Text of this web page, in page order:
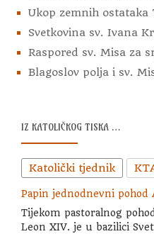
Ukop zemnih ostataka
Svetkovina sv. Ivana
Raspored sv. Misa za
Blagoslov polja i sv.
IZ KATOLIČKOG TISKA …
Katolički tjednik
Papin jednodnevni pohod
Tijekom pastoralnog
Leon XIV. je u bazilici